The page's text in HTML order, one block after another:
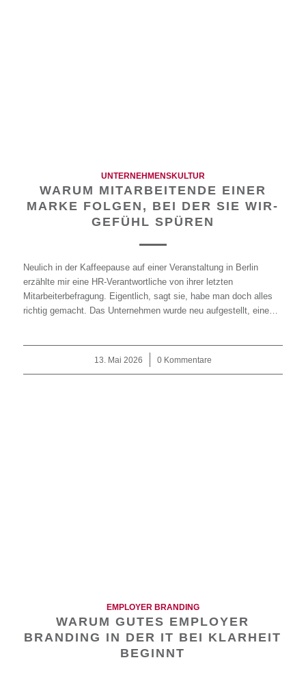
UNTERNEHMENSKULTUR
WARUM MITARBEITENDE EINER
MARKE FOLGEN, BEI DER SIE WIR-
GEFÜHL SPÜREN
Neulich in der Kaffeepause auf einer Veranstaltung in Berlin
erzählte mir eine HR-Verantwortliche von ihrer letzten
Mitarbeiterbefragung. Eigentlich, sagt sie, habe man doch alles
richtig gemacht. Das Unternehmen wurde neu aufgestellt, eine…
13. Mai 2026 0 Kommentare
EMPLOYER BRANDING
WARUM GUTES EMPLOYER
BRANDING IN DER IT BEI KLARHEIT
BEGINNT